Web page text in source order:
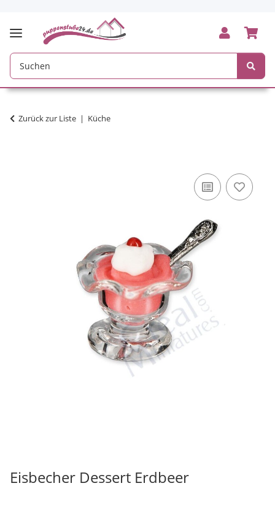
Zurück zur Liste Küche
Eisbecher Dessert Erdbeer